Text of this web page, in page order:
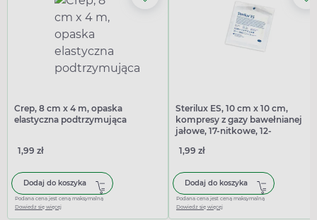
Crep, 8 cm x 4 m, opaska
elastyczna podtrzymująca
1,99 zł
Dodaj do koszyka
Podana cena jest ceną maksymalną
Dowiedz się więcej
Sterilux ES, 10 cm x 10 cm,
kompresy z gazy bawełnianej
jałowe, 17-nitkowe, 12-
1,99 zł
Dodaj do koszyka
Podana cena jest ceną maksymalną
Dowiedz się więcej